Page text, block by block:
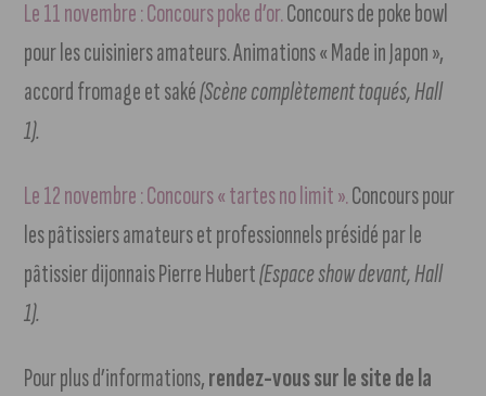
Le 11 novembre : Concours poke d’or.Concours de poke bowl
pour les cuisiniers amateurs. Animations « Made in Japon »,
accord fromage et saké(Scène complètement toqués, Hall
1).
Le 12 novembre : Concours « tartes no limit ».Concours pour
les pâtissiers amateurs et professionnels présidé par le
pâtissier dijonnais Pierre Hubert(Espace show devant, Hall
1).
Pour plus d’informations,rendez-vous sur le site de la